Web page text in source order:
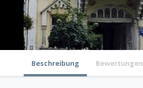
Beschreibung Bewertungen